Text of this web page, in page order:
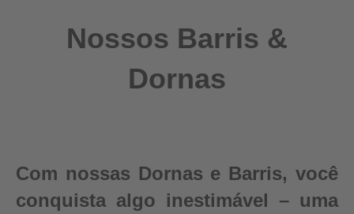
Nossos Barris &
Dornas
Com nossas Dornas e Barris, você
conquista algo inestimável – uma